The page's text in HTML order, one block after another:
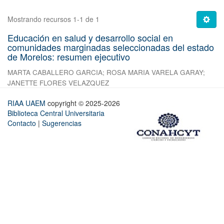
Mostrando recursos 1-1 de 1
Educación en salud y desarrollo social en
comunidades marginadas seleccionadas del estado
de Morelos: resumen ejecutivo
MARTA CABALLERO GARCIA; ROSA MARIA VARELA GARAY;
JANETTE FLORES VELAZQUEZ
RIAA UAEM copyright © 2025-2026
Biblioteca Central Universitaria
Contacto | Sugerencias